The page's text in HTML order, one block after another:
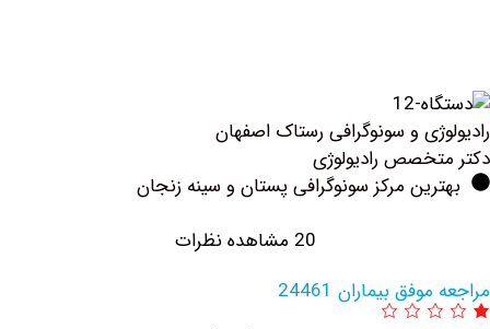
و سونوگرافی رستاک اصفهان
رادیولوژی
مرکز سونوگرافی پستان و سینه زنجان
بیماران 24461